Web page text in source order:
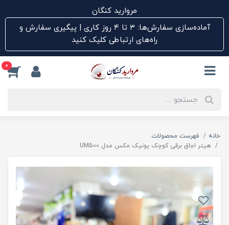
مروارید کنگان
آماده‌سازی سفارش‌ها: ۳ تا ۴ روز کاری | پیگیری سفارش و
راه‌های ارتباطی کلیک کنید
0
خانه
فهرست محصولات
هیتر اجاق برقی کوچک یونیک مکس مدل UM500